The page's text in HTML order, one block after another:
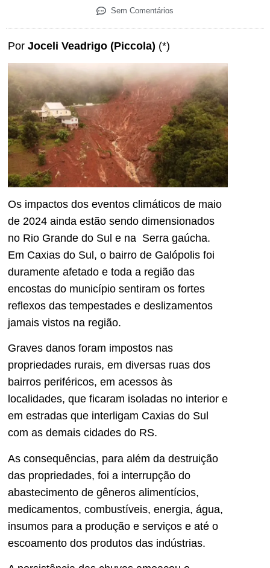
Sem Comentários
Por Joceli Veadrigo (Piccola) (*)
Os impactos dos eventos climáticos de maio
de 2024 ainda estão sendo dimensionados
no Rio Grande do Sul e na Serra gaúcha.
Em Caxias do Sul, o bairro de Galópolis foi
duramente afetado e toda a região das
encostas do município sentiram os fortes
reflexos das tempestades e deslizamentos
jamais vistos na região.
Graves danos foram impostos nas
propriedades rurais, em diversas ruas dos
bairros periféricos, em acessos às
localidades, que ficaram isoladas no interior e
em estradas que interligam Caxias do Sul
com as demais cidades do RS.
As consequências, para além da destruição
das propriedades, foi a interrupção do
abastecimento de gêneros alimentícios,
medicamentos, combustíveis, energia, água,
insumos para a produção e serviços e até o
escoamento dos produtos das indústrias.